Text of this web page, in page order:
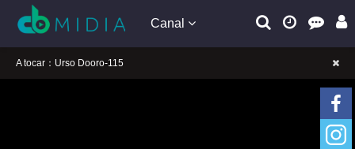
Canal
A tocar：Urso Dooro-115